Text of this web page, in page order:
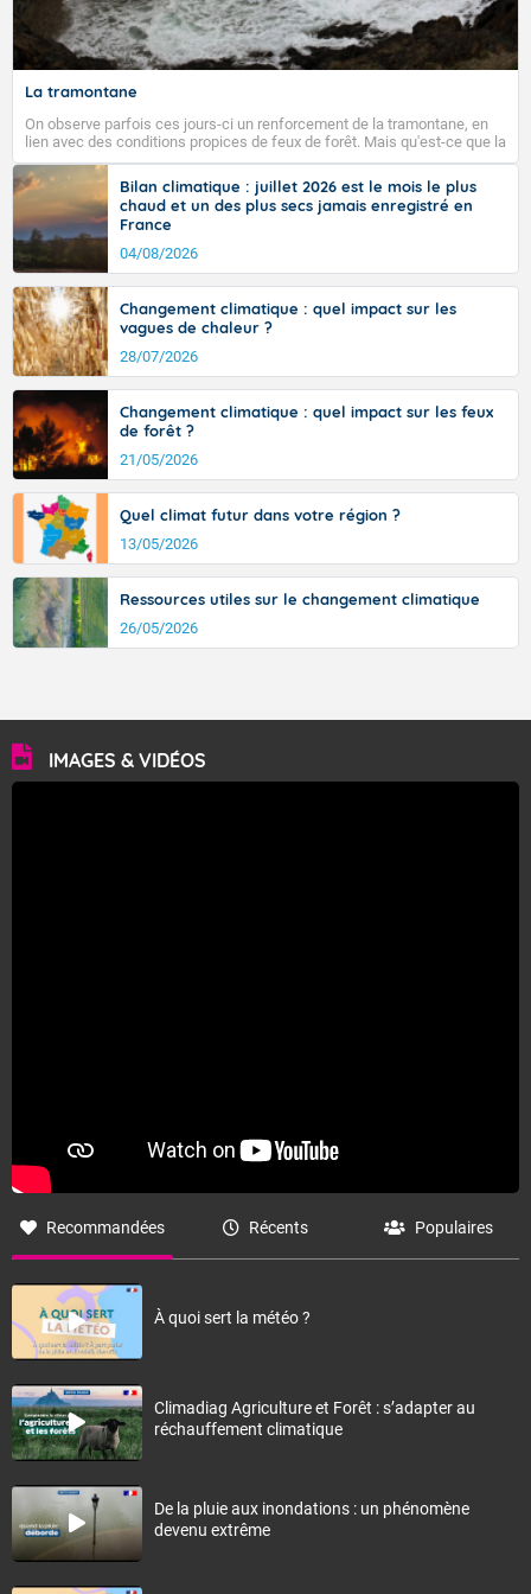
La tramontane
On observe parfois ces jours-ci un renforcement de la tramontane, en
lien avec des conditions propices de feux de forêt. Mais qu'est-ce que la
tramontane ? Quelles sont ses caractéristiques ? La tramontane est un
vent turbulent soufflant de secteur nord-ouest à nord, ou ouest à nord-
ouest, dans un secteur qui part du Roussillon à la vallée de l’Aude et à
l’ouest de l’Hérault. L’étymologie de ce vent vient du latin trasmontanus,
signifiant au-delà des monts, en allusion aux régions montagneuses
d’où provient ce vent.
Bilan climatique : juillet 2026 est le mois le plus
chaud et un des plus secs jamais enregistré en
France
04/08/2026
Changement climatique : quel impact sur les
vagues de chaleur ?
28/07/2026
Changement climatique : quel impact sur les feux
de forêt ?
21/05/2026
Quel climat futur dans votre région ?
13/05/2026
Ressources utiles sur le changement climatique
26/05/2026
IMAGES & VIDÉOS
Recommandées Récents Populaires
À quoi sert la météo ?
Climadiag Agriculture et Forêt : s’adapter au
réchauffement climatique
De la pluie aux inondations : un phénomène
devenu extrême